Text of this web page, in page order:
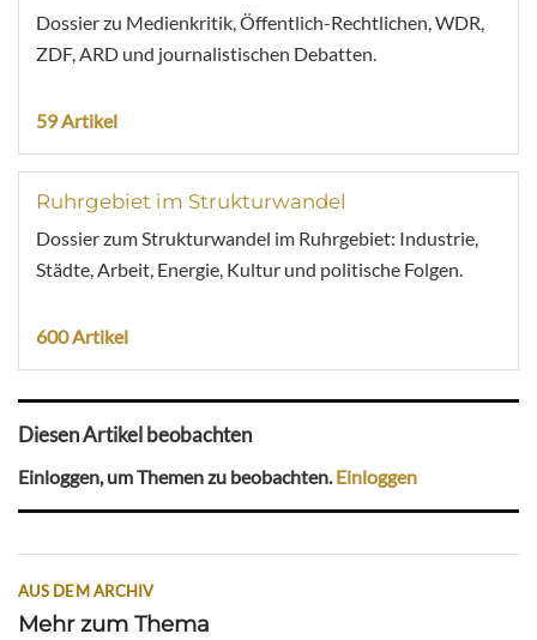
Dossier zu Medienkritik, Öffentlich-Rechtlichen, WDR,
ZDF, ARD und journalistischen Debatten.
59 Artikel
Ruhrgebiet im Strukturwandel
Dossier zum Strukturwandel im Ruhrgebiet: Industrie,
Städte, Arbeit, Energie, Kultur und politische Folgen.
600 Artikel
Diesen Artikel beobachten
Einloggen, um Themen zu beobachten.Einloggen
AUS DEM ARCHIV
Mehr zum Thema